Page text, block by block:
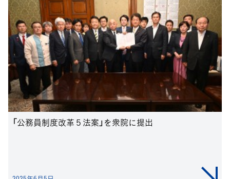
「公務員制度改革５法案」を衆院に提出